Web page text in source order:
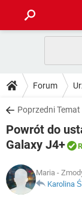
GRY
SPOTIFY
INSTAGRAM
WINDOWS 10
PORADY
PlayStation
SPOTIFY
WINDOWS 10
DO POBRANIA
ANDROID
GRY
IOS
INSTAGRAM
FORUM
GRY
ARTYKUŁY
COVID-19
Forum
Poprzedni Temat
Powrót do
Galaxy J4+
Maria -
Karolina